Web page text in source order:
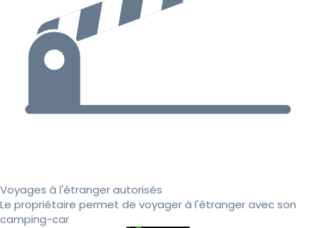
Voyages à l'étranger autorisés
Le propriétaire permet de voyager à l'étranger avec son
camping-car